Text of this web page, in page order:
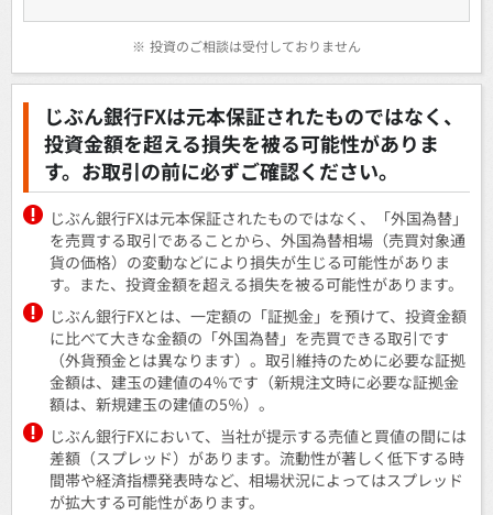
※ 投資のご相談は受付しておりません
じぶん銀行FXは元本保証されたものではなく、
投資金額を超える損失を被る可能性がありま
す。お取引の前に必ずご確認ください。
じぶん銀行FXは元本保証されたものではなく、「外国為替」
を売買する取引であることから、外国為替相場（売買対象通
貨の価格）の変動などにより損失が生じる可能性がありま
す。また、投資金額を超える損失を被る可能性があります。
じぶん銀行FXとは、一定額の「証拠金」を預けて、投資金額
に比べて大きな金額の「外国為替」を売買できる取引です
（外貨預金とは異なります）。取引維持のために必要な証拠
金額は、建玉の建値の4％です（新規注文時に必要な証拠金
額は、新規建玉の建値の5％）。
じぶん銀行FXにおいて、当社が提示する売値と買値の間には
差額（スプレッド）があります。流動性が著しく低下する時
間帯や経済指標発表時など、相場状況によってはスプレッド
が拡大する可能性があります。